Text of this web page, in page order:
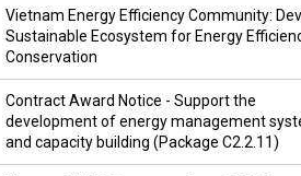
Vietnam Energy Efficiency Community:
Sustainable Ecosystem for Energy
Conservation
Contract Award Notice - Support the
development of energy management
and capacity building (Package C2.2.11)